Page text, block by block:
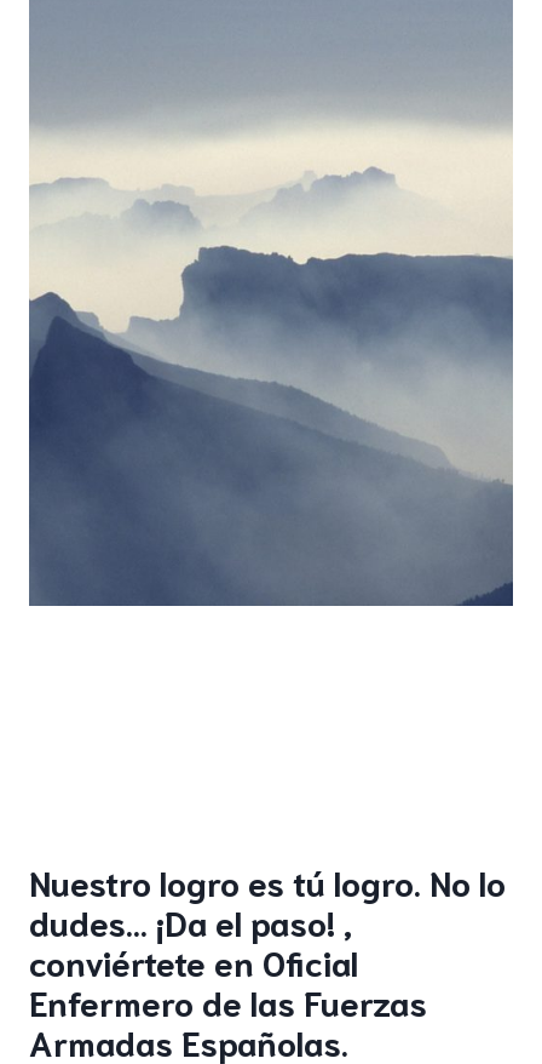
Nuestro logro es tú logro. No lo
dudes… ¡Da el paso! ,
conviértete en Oficial
Enfermero de las Fuerzas
Armadas Españolas.